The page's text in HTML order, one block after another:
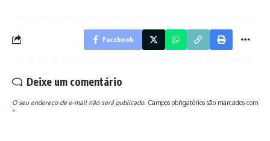
Facebook
Deixe um comentário
O seu endereço de e-mail não será publicado. Campos obrigatórios são marcados com
*